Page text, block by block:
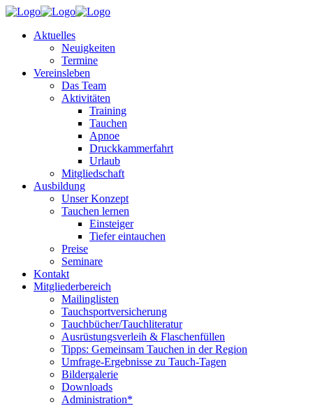
Aktuelles
Neuigkeiten
Termine
Vereinsleben
Das Team
Aktivitäten
Training
Tauchen
Apnoe
Druckkammerfahrt
Urlaub
Mitgliedschaft
Ausbildung
Unser Konzept
Tauchen lernen
Einsteiger
Tiefer eintauchen
Preise
Seminare
Kontakt
Mitgliederbereich
Mailinglisten
Tauchsportversicherung
Tauchbücher/Tauchliteratur
Ausrüstungsverleih & Flaschenfüllen
Tipps: Gemeinsam Tauchen in der Region
Umfrage-Ergebnisse zu Tauch-Tagen
Bildergalerie
Downloads
Administration*